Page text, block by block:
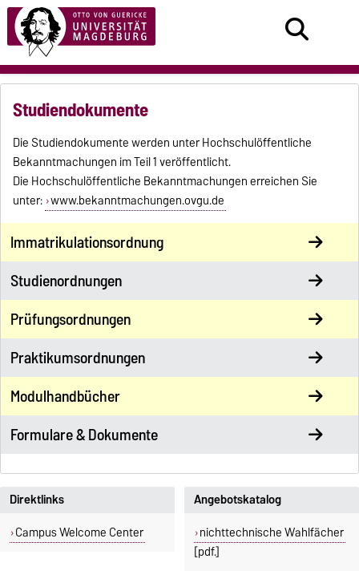
Studiendokumente
Die Studiendokumente werden unter Hochschulöffentliche
Bekanntmachungen im Teil 1 veröffentlicht.
Die Hochschulöffentliche Bekanntmachungen erreichen Sie
unter: www.bekanntmachungen.ovgu.de
Immatrikulationsordnung
Studienordnungen
Prüfungsordnungen
Praktikumsordnungen
Modulhandbücher
Formulare & Dokumente
Direktlinks
Campus Welcome Center
Angebotskatalog
nichttechnische Wahlfächer
[pdf.]